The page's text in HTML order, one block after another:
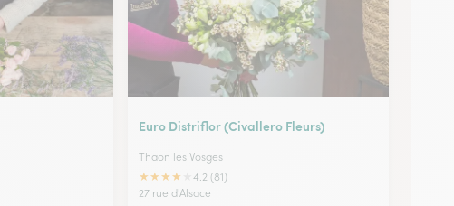
Euro Distriflor (Civallero Fleurs)
Thaon les Vosges
★★★★
4.2 (81)
27 rue d'Alsace